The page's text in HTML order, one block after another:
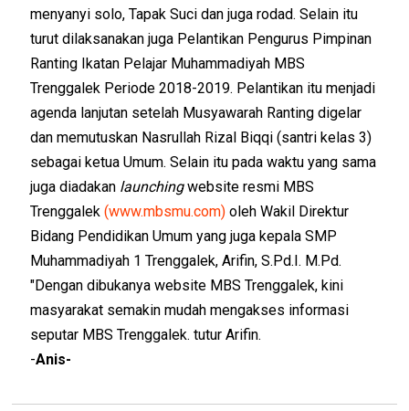
menyanyi solo, Tapak Suci dan juga rodad. Selain itu
turut dilaksanakan juga Pelantikan Pengurus Pimpinan
Ranting Ikatan Pelajar Muhammadiyah MBS
Trenggalek Periode 2018-2019. Pelantikan itu menjadi
agenda lanjutan setelah Musyawarah Ranting digelar
dan memutuskan Nasrullah Rizal Biqqi (santri kelas 3)
sebagai ketua Umum. Selain itu pada waktu yang sama
juga diadakan launchingwebsite resmi MBS
Trenggalek(www.mbsmu.com) oleh Wakil Direktur
Bidang Pendidikan Umum yang juga kepala SMP
Muhammadiyah 1 Trenggalek, Arifin, S.Pd.I. M.Pd.
"Dengan dibukanya website MBS Trenggalek, kini
masyarakat semakin mudah mengakses informasi
seputar MBS Trenggalek. tutur Arifin.
-Anis-